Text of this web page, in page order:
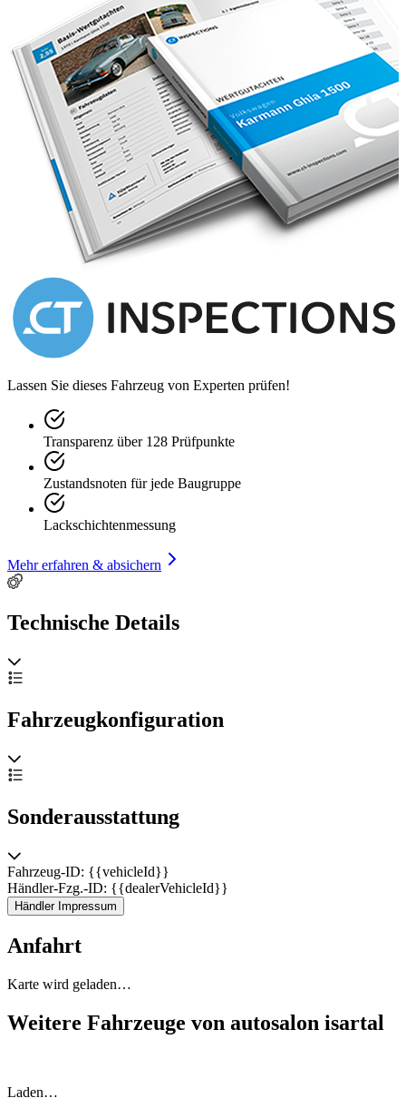
Lassen Sie dieses Fahrzeug von Experten prüfen!
Transparenz über 128 Prüfpunkte
Zustandsnoten für jede Baugruppe
Lackschichtenmessung
Mehr erfahren & absichern
Technische Details
Fahrzeugkonfiguration
Sonderausstattung
Fahrzeug-ID: {{vehicleId}}
Händler-Fzg.-ID: {{dealerVehicleId}}
Händler Impressum
Anfahrt
Karte wird geladen…
Weitere Fahrzeuge von autosalon isartal
Laden…